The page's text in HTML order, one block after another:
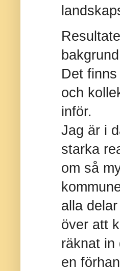
Det
och
inför.
Jag är i
starka
om så
alla
över att
räknat in
en